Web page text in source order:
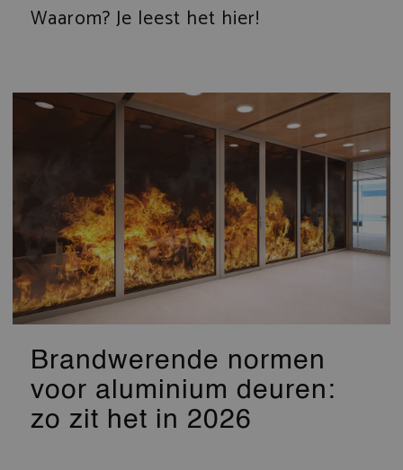
Waarom? Je leest het hier!
Brandwerende normen
voor aluminium deuren:
zo zit het in 2026